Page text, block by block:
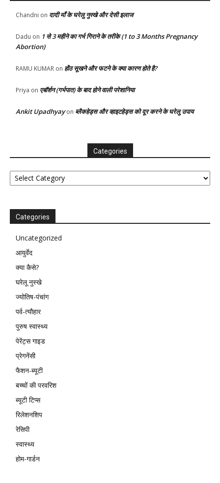
Chandni on दादी माँ के घरेलु नुस्खे और देसी इलाज
Dadu on 1 से 3 महीने का गर्भ गिराने के तरीके (1 to 3 Months Pregnancy
Abortion)
RAMU KUMAR on होंठ सूखने और फटने के क्या कारण होते है?
Priya on एबॉर्शन (गर्भपात) के बाद होने वाली परेशानिया
Ankit Upadhyayon ब्लैकहेड्स और व्हाइटहेड्स को दूर करने के घरेलु उपाय
Categories
Categories
Categories
Uncategorized
आयुर्वेद
क्या कैसे?
घरेलू नुस्खे
ज्योतिष-पंचांग
पर्व-त्यौहार
पुरुष स्वास्थ्य
पेरेंट्स गाइड
प्रेगनेंसी
फैशन-ब्यूटी
बच्चों की परवरिश
ब्यूटी टिप्स
रिलेशनशिप
रेसिपी
स्वास्थ्य
होम-गार्डन